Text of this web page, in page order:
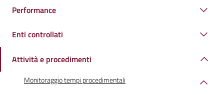
Performance
Enti controllati
Attività e procedimenti
Monitoraggio tempi procedimentali